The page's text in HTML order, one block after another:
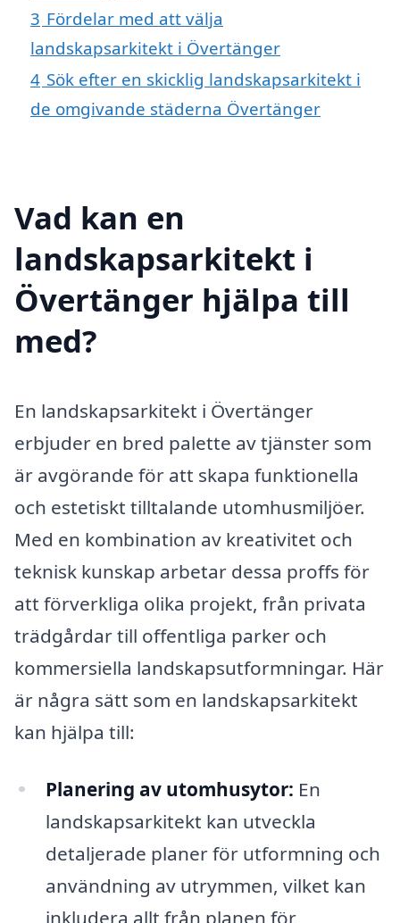
3 Fördelar med att välja
landskapsarkitekt i Övertänger
4 Sök efter en skicklig landskapsarkitekt i
de omgivande städerna Övertänger
Vad kan en
landskapsarkitekt i
Övertänger hjälpa till
med?
En landskapsarkitekt i Övertänger
erbjuder en bred palette av tjänster som
är avgörande för att skapa funktionella
och estetiskt tilltalande utomhusmiljöer.
Med en kombination av kreativitet och
teknisk kunskap arbetar dessa proffs för
att förverkliga olika projekt, från privata
trädgårdar till offentliga parker och
kommersiella landskapsutformningar. Här
är några sätt som en landskapsarkitekt
kan hjälpa till:
Planering av utomhusytor: En
landskapsarkitekt kan utveckla
detaljerade planer för utformning och
användning av utrymmen, vilket kan
inkludera allt från planen för